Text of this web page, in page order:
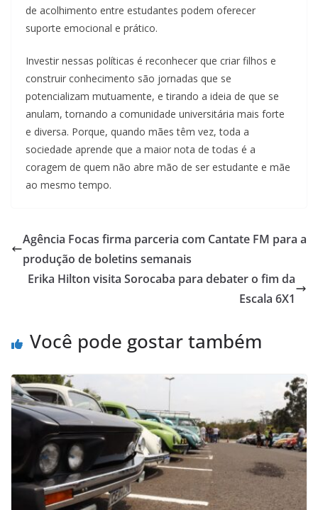
de acolhimento entre estudantes podem oferecer
suporte emocional e prático.
Investir nessas políticas é reconhecer que criar filhos e
construir conhecimento são jornadas que se
potencializam mutuamente, e tirando a ideia de que se
anulam, tornando a comunidade universitária mais forte
e diversa. Porque, quando mães têm vez, toda a
sociedade aprende que a maior nota de todas é a
coragem de quem não abre mão de ser estudante e mãe
ao mesmo tempo.
Agência Focas firma parceria com Cantate FM para a
produção de boletins semanais
Erika Hilton visita Sorocaba para debater o fim da
Escala 6X1
Você pode gostar também